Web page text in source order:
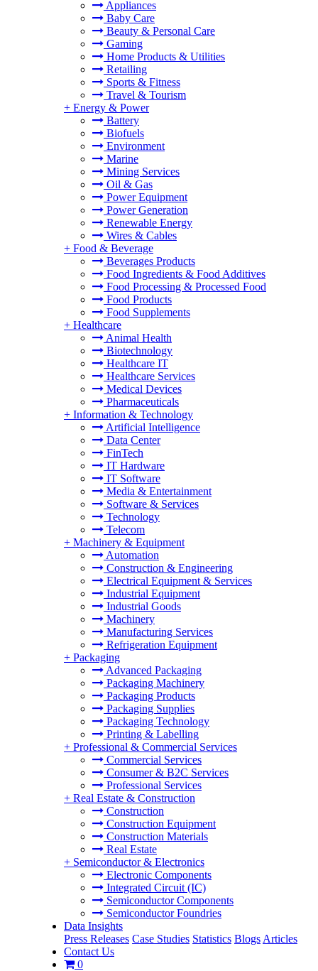
Appliances
Baby Care
Beauty & Personal Care
Gaming
Home Products & Utilities
Retailing
Sports & Fitness
Travel & Tourism
+ Energy & Power
Battery
Biofuels
Environment
Marine
Mining Services
Oil & Gas
Power Equipment
Power Generation
Renewable Energy
Wires & Cables
+ Food & Beverage
Beverages Products
Food Ingredients & Food Additives
Food Processing & Processed Food
Food Products
Food Supplements
+ Healthcare
Animal Health
Biotechnology
Healthcare IT
Healthcare Services
Medical Devices
Pharmaceuticals
+ Information & Technology
Artificial Intelligence
Data Center
FinTech
IT Hardware
IT Software
Media & Entertainment
Software & Services
Technology
Telecom
+ Machinery & Equipment
Automation
Construction & Engineering
Electrical Equipment & Services
Industrial Equipment
Industrial Goods
Machinery
Manufacturing Services
Refrigeration Equipment
+ Packaging
Advanced Packaging
Packaging Machinery
Packaging Products
Packaging Supplies
Packaging Technology
Printing & Labelling
+ Professional & Commercial Services
Commercial Services
Consumer & B2C Services
Professional Services
+ Real Estate & Construction
Construction
Construction Equipment
Construction Materials
Real Estate
+ Semiconductor & Electronics
Electronic Components
Integrated Circuit (IC)
Semiconductor Components
Semiconductor Foundries
Data Insights
Press Releases Case Studies Statistics Blogs Articles
Contact Us
0